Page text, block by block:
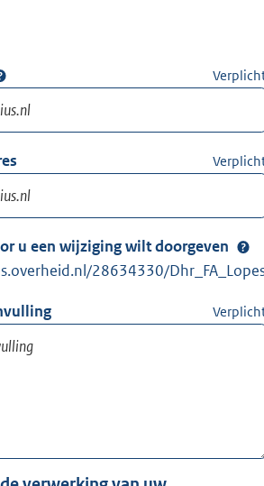
u een wijziging wilt doorgeven
28634330/